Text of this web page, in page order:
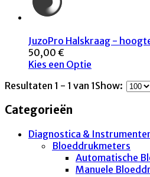
JuzoPro Halskraag -
50,00 €
Kies een Optie
Resultaten 1 - 1 van 1Show:
Categorieën
Diagnostica &
Bloeddrukmeters
Automatische
Manuele